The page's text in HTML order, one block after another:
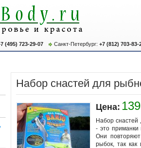
(495) 723-29-07 Санкт-Петербург: +7 (812) 703-83-
Набор снастей для
Цена:
Набор
- это приманки
Они
рыбок, так